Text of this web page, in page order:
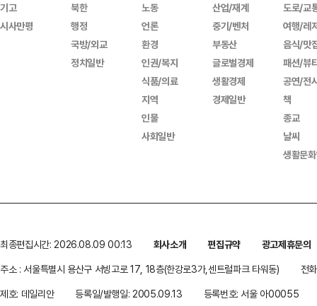
기고
시사만평
북한
행정
국방/외교
정치일반
노동
언론
환경
인권/복지
식품/의료
지역
인물
사회일반
산업/재계
중기/벤처
부동산
글로벌경제
생활경제
경제일반
도로/교
여행/레
음식/맛
패션/뷰
공연/전
책
종교
날씨
생활문
최종편집시간: 2026.08.09 00:13 회사소개 편집규약
광고제휴문의
주소 : 서울특별시 용산구 서빙고로 17, 18층(한강로3가,센트럴파크 타워동)
전
제호: 데일리안
등록일/발행일: 2005.09.13 등록번호: 서울 아00055